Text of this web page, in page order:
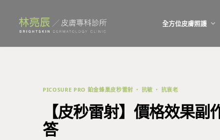
全方位皮膚照護
PICOSURE PRO 鉑金蜂巢皮秒雷射 抗敏 抗衰老
【皮秒雷射】價格效果
答